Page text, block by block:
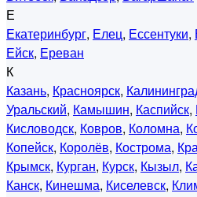
Е
Екатеринбург, Елец, Ессентуки,
Ейск, Ереван
К
Казань, Красноярск,
Уральский, Камышин, Каспийск,
Кисловодск, Ковров, Коломна,
Копейск, Королёв, Кострома,
Крымск, Курган, Курск, Кызыл,
Канск, Кинешма, Киселевск,